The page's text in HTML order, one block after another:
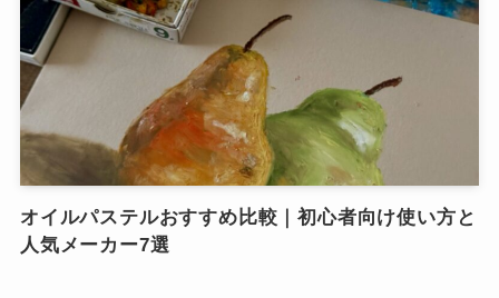
オイルパステルおすすめ比較｜初心者向け使い方と
人気メーカー7選